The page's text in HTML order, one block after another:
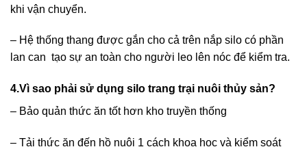
khi vận chuyển.
– Hệ thống thang được gắn cho cả trên nắp silo có phần
lan can tạo sự an toàn cho người leo lên nóc để kiểm tra.
4.Vì sao phải sử dụng silo trang trại nuôi thủy sản?
– Bảo quản thức ăn tốt hơn kho truyền thống
– Tải thức ăn đến hồ nuôi 1 cách khoa học và kiểm soát